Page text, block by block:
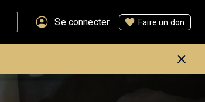
Se connecter Faire un don